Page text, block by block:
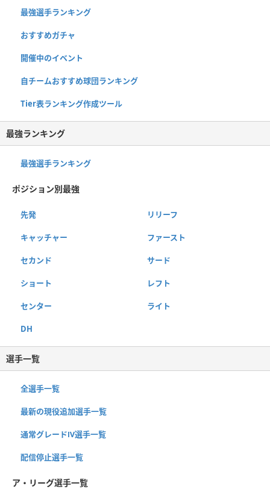
最強選手ランキング
おすすめガチャ
開催中のイベント
自チームおすすめ球団ランキング
Tier表ランキング作成ツール
最強ランキング
最強選手ランキング
ポジション別最強
先発 リリーフ
キャッチャー ファースト
セカンド サード
ショート レフト
センター ライト
DH
選手一覧
全選手一覧
最新の現役追加選手一覧
通常グレードⅣ選手一覧
配信停止選手一覧
ア・リーグ選手一覧